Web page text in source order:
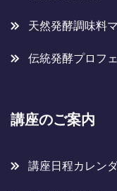
天然発酵調味料
伝統発酵プロフ
講座のご案内
講座日程カレン